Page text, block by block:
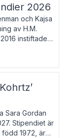
2026
och Kajsa
av H.M.
instiftade
det så
med
erbjuda stöd
Sara Gordan
Stipendiet är
1972, är